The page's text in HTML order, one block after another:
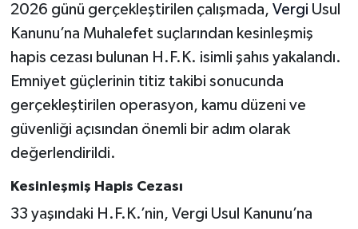
2026 günü gerçekleştirilen çalışmada, Vergi Usul
Kanunu’na Muhalefet suçlarından kesinleşmiş
hapis cezası bulunan H.F.K. isimli şahıs yakalandı.
Emniyet güçlerinin titiz takibi sonucunda
gerçekleştirilen operasyon, kamu düzeni ve
güvenliği açısından önemli bir adım olarak
değerlendirildi.
Kesinleşmiş Hapis Cezası
33 yaşındaki H.F.K.’nin, Vergi Usul Kanunu’na